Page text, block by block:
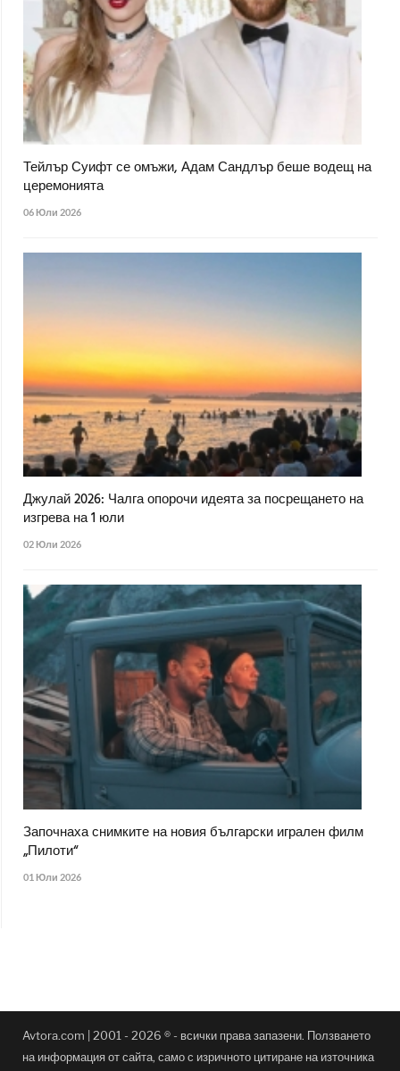
Тейлър Суифт се омъжи, Адам Сандлър беше водещ на
церемонията
06 Юли 2026
Джулай 2026: Чалга опорочи идеята за посрещането на
изгрева на 1 юли
02 Юли 2026
Започнаха снимките на новия български игрален филм
„Пилоти“
01 Юли 2026
Avtora.com | 2001 - 2026 ® - всички права запазени. Ползването
на информация от сайта, само с изричното цитиране на източника